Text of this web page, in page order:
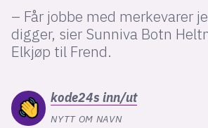
– Får jobbe med merkevarer
digger, sier Sunniva Botn
Elkjøp til Frend.
kode24s inn/ut
NYTT OM NAVN
annonseguide
suksesshistorier